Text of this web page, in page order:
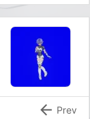
 Prev